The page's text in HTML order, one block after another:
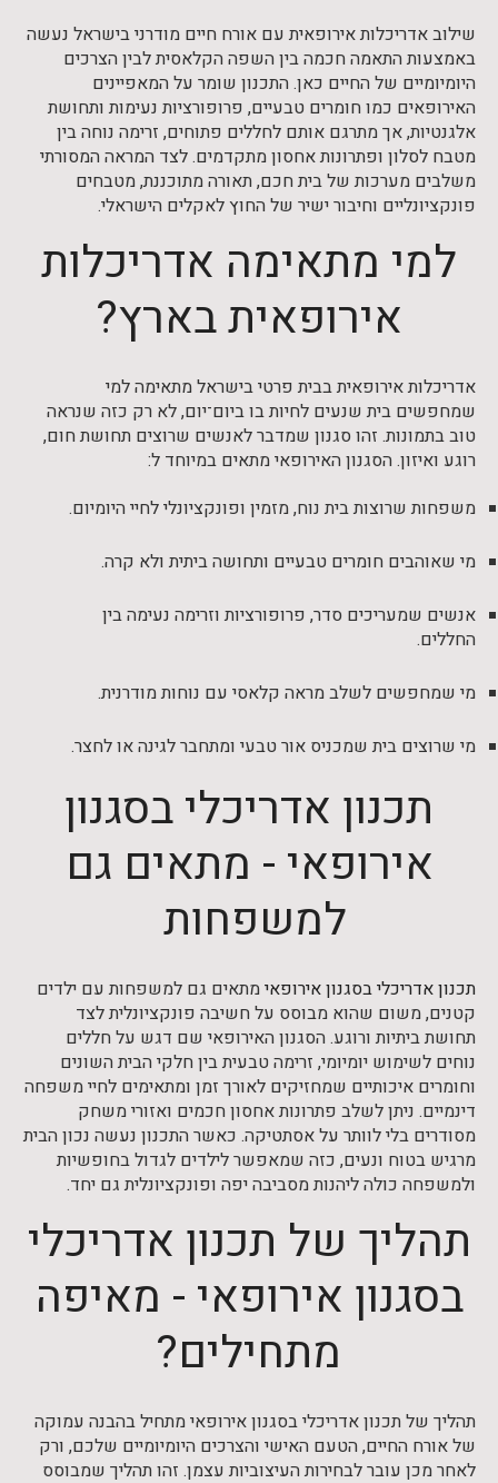
שילוב אדריכלות אירופאית עם אורח חיים מודרני בישראל נעשה
באמצעות התאמה חכמה בין השפה הקלאסית לבין הצרכים
היומיומיים של החיים כאן. התכנון שומר על המאפיינים
האירופאים כמו חומרים טבעיים, פרופורציות נעימות ותחושת
אלגנטיות, אך מתרגם אותם לחללים פתוחים, זרימה נוחה בין
מטבח לסלון ופתרונות אחסון מתקדמים. לצד המראה המסורתי
משלבים מערכות של בית חכם, תאורה מתוכננת, מטבחים
פונקציונליים וחיבור ישיר של החוץ לאקלים הישראלי.
למי מתאימה אדריכלות
אירופאית בארץ?
אדריכלות אירופאית בבית פרטי בישראל מתאימה למי
שמחפשים בית שנעים לחיות בו ביום־יום, לא רק כזה שנראה
טוב בתמונות. זהו סגנון שמדבר לאנשים שרוצים תחושת חום,
רוגע ואיזון. הסגנון האירופאי מתאים במיוחד ל:
משפחות שרוצות בית נוח, מזמין ופונקציונלי לחיי היומיום.
מי שאוהבים חומרים טבעיים ותחושה ביתית ולא קרה.
אנשים שמעריכים סדר, פרופורציות וזרימה נעימה בין
החללים.
מי שמחפשים לשלב מראה קלאסי עם נוחות מודרנית.
מי שרוצים בית שמכניס אור טבעי ומתחבר לגינה או לחצר.
תכנון אדריכלי בסגנון
אירופאי - מתאים גם
למשפחות
תכנון אדריכלי בסגנון אירופאימתאים גם למשפחות עם ילדים
קטנים, משום שהוא מבוסס על חשיבה פונקציונלית לצד
תחושת ביתיות ורוגע. הסגנון האירופאי שם דגש על חללים
נוחים לשימוש יומיומי, זרימה טבעית בין חלקי הבית השונים
וחומרים איכותיים שמחזיקים לאורך זמן ומתאימים לחיי משפחה
דינמיים. ניתן לשלב פתרונות אחסון חכמים ואזורי משחק
מסודרים בלי לוותר על אסתטיקה. כאשר התכנון נעשה נכון הבית
מרגיש בטוח ונעים, כזה שמאפשר לילדים לגדול בחופשיות
ולמשפחה כולה ליהנות מסביבה יפה ופונקציונלית גם יחד.
תהליך של תכנון אדריכלי
בסגנון אירופאי - מאיפה
מתחילים?
תהליך של תכנון אדריכלי בסגנון אירופאי מתחיל בהבנה עמוקה
של אורח החיים, הטעם האישי והצרכים היומיומיים שלכם, ורק
לאחר מכן עובר לבחירות העיצוביות עצמן. זהו תהליך שמבוסס